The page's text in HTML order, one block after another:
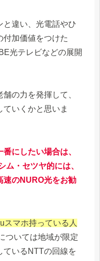
と違い、光電話やひ
付加価値をつけた
光テレビなどの展開
の力を発揮して、
いくかと思いま
にしたい場合は、
・セツヤ的には、
速のNURO光をお勧
スマホ持っている人
ついては地域が限定
ているNTTの回線を